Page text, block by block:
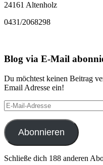
24161 Altenholz
0431/2068298
Blog via E-Mail
Du möchtest keinen Beitrag
Email Adresse ein!
E-
Mail-
Adresse
Abonnieren
Schließe dich 188 anderen